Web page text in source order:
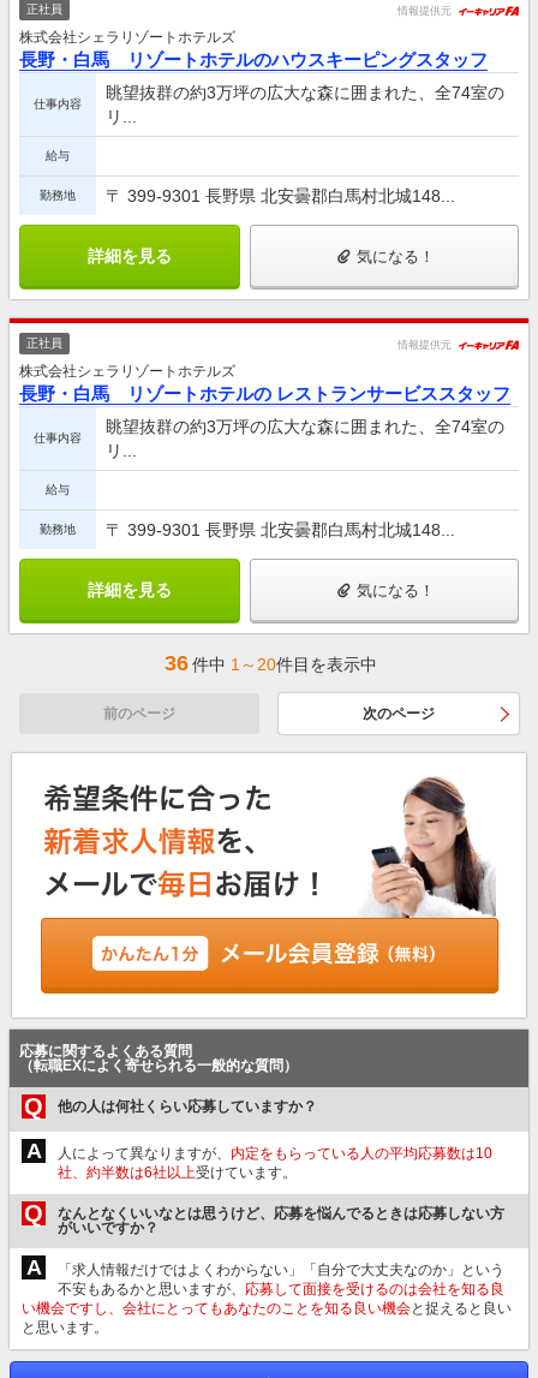
正社員 情報提供元
株式会社シェラリゾートホテルズ
長野・白馬 リゾートホテルのハウスキーピングスタッフ
仕事内容
眺望抜群の約3万坪の広大な森に囲まれた、全74室の
リ...
給与
勤務地 〒 399-9301 長野県 北安曇郡白馬村北城148...
詳細を見る 気になる！
正社員 情報提供元
株式会社シェラリゾートホテルズ
長野・白馬 リゾートホテルの レストランサービススタッフ
仕事内容
眺望抜群の約3万坪の広大な森に囲まれた、全74室の
リ...
給与
勤務地 〒 399-9301 長野県 北安曇郡白馬村北城148...
詳細を見る 気になる！
36件中 1～20件目を表示中
前のページ 次のページ
応募に関するよくある質問
（転職EXによく寄せられる一般的な質問）
Q 他の人は何社くらい応募していますか？
A 人によって異なりますが、 内定をもらっている人の平均応募数は10
社、約半数は6社以上受けています。
Q
なんとなくいいなとは思うけど、応募を悩んでるときは応募しない方
がいいですか？
A
「求人情報だけではよくわからない」「自分で大丈夫なのか」という
不安もあるかと思いますが、 応募して面接を受けるのは会社を知る良
い機会ですし、会社にとってもあなたのことを知る良い機会と捉えると良い
と思います。